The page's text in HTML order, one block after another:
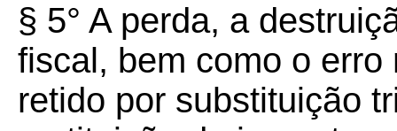
§ 5° A perda, a
fiscal, bem como o
retido por substituição